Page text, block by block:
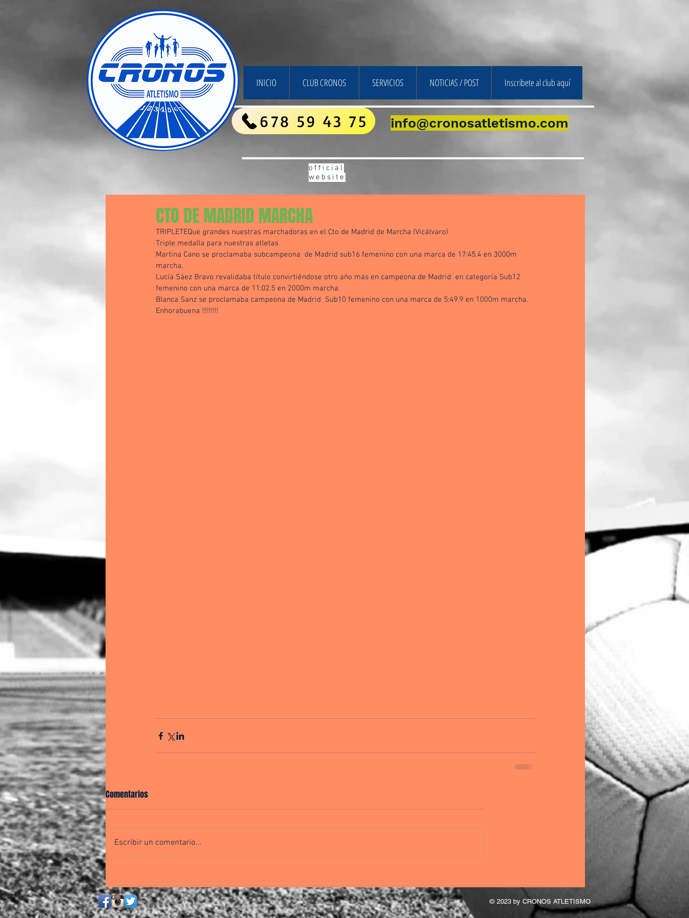
INICIO CLUB CRONOS SERVICIOS NOTICIAS / POST Inscribete al club aquí
info@cronosatletismo.com
678 59 43 75
official
website
CTO DE MADRID MARCHA
TRIPLETEQue grandes nuestras marchadoras en el Cto de Madrid de Marcha (Vicálvaro)
Triple medalla para nuestras atletas
Martina Cano se proclamaba subcampeona  de Madrid sub16 femenino con una marca de 17:45.4 en 3000m
marcha.
Lucía Sáez Bravo revalidaba título convirtiéndose otro año más en campeona de Madrid  en categoría Sub12
femenino con una marca de 11:02.5 en 2000m marcha.
Blanca Sanz se proclamaba campeona de Madrid  Sub10 femenino con una marca de 5:49.9 en 1000m marcha.
Enhorabuena !!!!!!!!
Comentarios
Escribir un comentario...
© 2023 by CRONOS ATLETISMO